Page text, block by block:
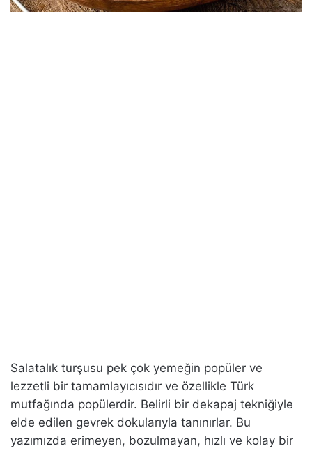
Salatalık turşusu pek çok yemeğin popüler ve
lezzetli bir tamamlayıcısıdır ve özellikle Türk
mutfağında popülerdir. Belirli bir dekapaj tekniğiyle
elde edilen gevrek dokularıyla tanınırlar. Bu
yazımızda erimeyen, bozulmayan, hızlı ve kolay bir